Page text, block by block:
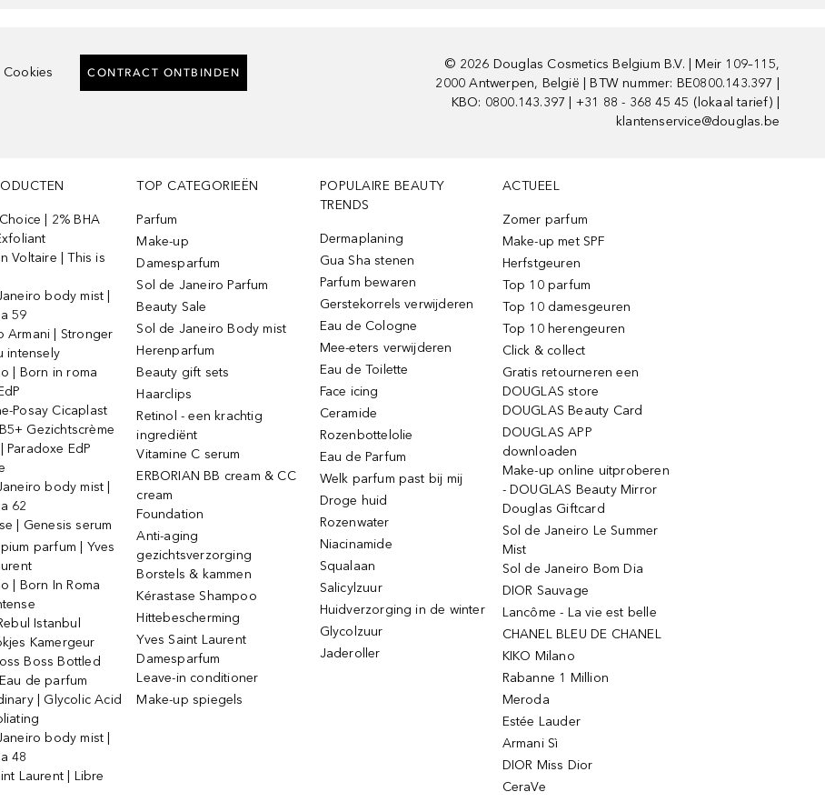
Cookies CONTRACT ONTBINDEN
© 2026 Douglas Cosmetics Belgium B.V. | Meir 109–115,
2000 Antwerpen, België | BTW nummer: BE0800.143.397 |
KBO: 0800.143.397 | +31 88 - 368 45 45 (lokaal tarief) |
klantenservice@douglas.be
| 2% BHA
Voltaire | This is
body mist |
59
Armani | Stronger
intensely
| Born in roma
Posay Cicaplast
Gezichtscrème
Paradoxe EdP
body mist |
62
| Genesis serum
parfum | Yves
| Born In Roma
Istanbul
Kamergeur
Boss Bottled
de parfum
| Glycolic Acid
body mist |
48
Laurent | Libre
TOP CATEGORIEËN
Parfum
Make-up
Damesparfum
Sol de Janeiro Parfum
Beauty Sale
Sol de Janeiro Body mist
Herenparfum
Beauty gift sets
Haarclips
Retinol - een krachtig
ingrediënt
Vitamine C serum
ERBORIAN BB cream & CC
cream
Foundation
Anti-aging
gezichtsverzorging
Borstels & kammen
Kérastase Shampoo
Hittebescherming
Yves Saint Laurent
Damesparfum
Leave-in conditioner
Make-up spiegels
POPULAIRE BEAUTY
TRENDS
Dermaplaning
Gua Sha stenen
Parfum bewaren
Gerstekorrels verwijderen
Eau de Cologne
Mee-eters verwijderen
Eau de Toilette
Face icing
Ceramide
Rozenbottelolie
Eau de Parfum
Welk parfum past bij mij
Droge huid
Rozenwater
Niacinamide
Squalaan
Salicylzuur
Huidverzorging in de winter
Glycolzuur
Jaderoller
ACTUEEL
Zomer parfum
Make-up met SPF
Herfstgeuren
Top 10 parfum
Top 10 damesgeuren
Top 10 herengeuren
Click & collect
Gratis retourneren een
DOUGLAS store
DOUGLAS Beauty Card
DOUGLAS APP
downloaden
Make-up online uitproberen
- DOUGLAS Beauty Mirror
Douglas Giftcard
Sol de Janeiro Le Summer
Mist
Sol de Janeiro Bom Dia
DIOR Sauvage
Lancôme - La vie est belle
CHANEL BLEU DE CHANEL
KIKO Milano
Rabanne 1 Million
Meroda
Estée Lauder
Armani Sì
DIOR Miss Dior
CeraVe